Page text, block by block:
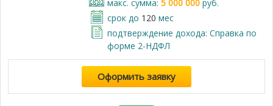
макс. сумма: 5 000 000руб.
срок до 120 мес
подтверждение дохода: Справка по
форме 2-НДФЛ
Оформить заявку